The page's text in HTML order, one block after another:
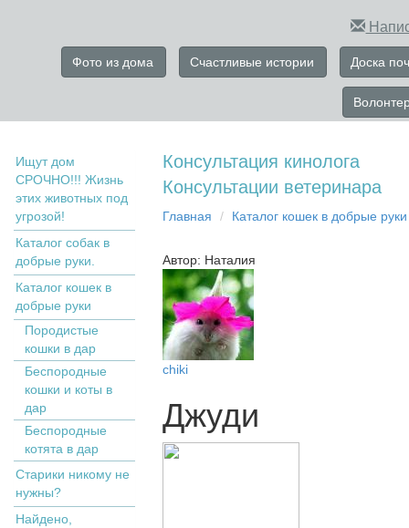
Фото из дома Счастливые истории Доска
Ищут дом
СРОЧНО!!! Жизнь
этих животных под
угрозой!
Каталог собак в
добрые руки.
Кaтaлoг кoшек в
дoбрыe рyки
Пopoдистыe
кoшки в дaр
Бecпopoдныe
кoшки и коты в
дap
Беспородные
котята в дар
Старики никому не
нужны?
Найдено,
Консультация кинолога
Консультации ветеринара
Главная Кaтaлoг кoшек в дoбрыe рyки
Автор: Наталия
chiki
Джуди